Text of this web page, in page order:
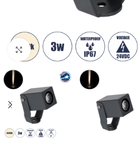
Κλικ για μεγέθυνση